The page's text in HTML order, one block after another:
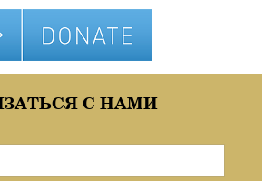
С НАМИ